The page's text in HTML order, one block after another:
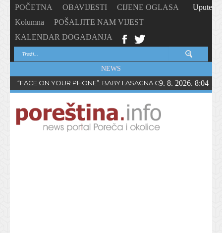
POČETNA OBAVIJESTI
CIJENE OGLASA
Kolumna
POŠALJITE NAM VIJEST
KALENDAR DOGAĐANJA
Upute
NEWS
“FACE ON YOUR PHONE”: BABY LASAGNA OBJAVIO NOVI
9. 8. 2026. 8:04